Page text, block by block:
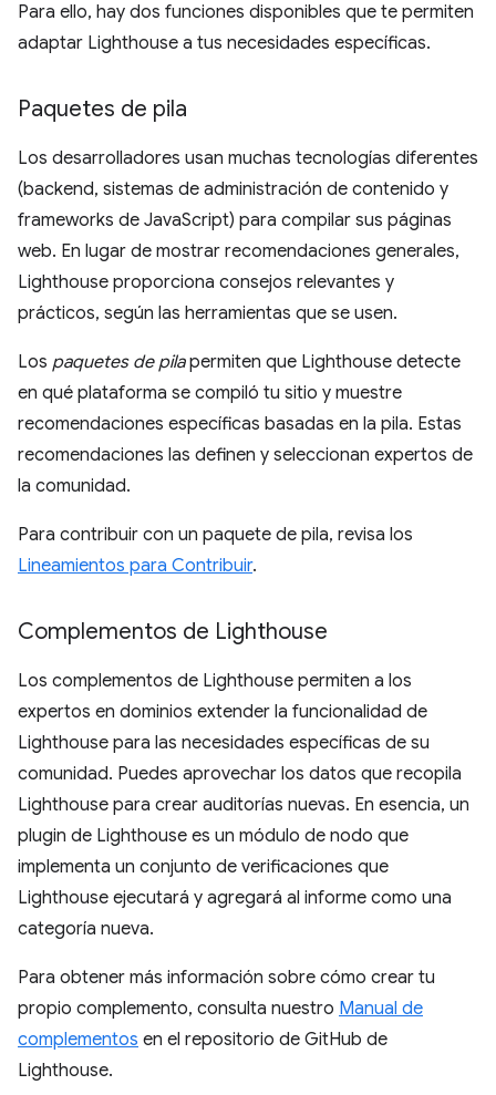
Para ello, hay dos funciones disponibles que te permiten
adaptar Lighthouse a tus necesidades específicas.
Paquetes de pila
Los desarrolladores usan muchas tecnologías diferentes
(backend, sistemas de administración de contenido y
frameworks de JavaScript) para compilar sus páginas
web. En lugar de mostrar recomendaciones generales,
Lighthouse proporciona consejos relevantes y
prácticos, según las herramientas que se usen.
Los paquetes de pilapermiten que Lighthouse detecte
en qué plataforma se compiló tu sitio y muestre
recomendaciones específicas basadas en la pila. Estas
recomendaciones las definen y seleccionan expertos de
la comunidad.
Para contribuir con un paquete de pila, revisa los
Lineamientos para Contribuir.
Complementos de Lighthouse
Los complementos de Lighthouse permiten a los
expertos en dominios extender la funcionalidad de
Lighthouse para las necesidades específicas de su
comunidad. Puedes aprovechar los datos que recopila
Lighthouse para crear auditorías nuevas. En esencia, un
plugin de Lighthouse es un módulo de nodo que
implementa un conjunto de verificaciones que
Lighthouse ejecutará y agregará al informe como una
categoría nueva.
Para obtener más información sobre cómo crear tu
propio complemento, consulta nuestro Manual de
complementos en el repositorio de GitHub de
Lighthouse.